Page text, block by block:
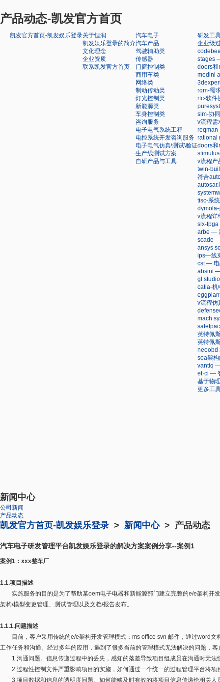
产品动态-凯发官方首页
凯发官方首页-凯发娱乐登录关于恒润
凯发娱乐登录的简介
文化理念
企业资质
联系凯发官方首页
汽车电子
汽车产品
驾驶辅助类
传感器
门窗控制类
商用车类
网络类
制动传动类
灯光控制类
新能源类
车身控制类
咨询服务
电子电气系统工程
电控系统开发咨询服务
电子电气仿真\测试\验证
生产线测试方案
自研产品与工具
研发工
企业级
stages
doors
medini
rqm-需
rtc-软件
slm-协
v流程需
reqman
rational
doors和
v流程产
twin-
符合
tisc-系
dymola-
v流程详
slx-
arbe —
scade
ansys
ips—线
cst — 电
absint —
gl
catia-机
v流程仿
mach
英特佩
英特佩
neoobd
soa架
vantiq
et·ci —
基于物
更多工
新闻中心
公司新闻
产品动态
凯发官方首页-凯发娱乐登录 > 新闻中心> 产品动态
汽车电子研发管理平台凯发娱乐登录的解决方案案例分享--案例1
案例1：xxx整车厂
1.1.项目描述
实施服务的目的是为了帮助某oem电子电器和新能源部门建立完整的e/e架构开
架构/模型变更管理、测试管理以及文档/报告发布。
1.1.1.问题描述
目前，客户采用传统的e/e架构开发管理模式：ms office svn 邮件，通过word文
工作任务和沟通。经过多年的应用，遇到了很多当前的管理模式无法解决的问题，
1.沟通问题。信息传递过程中的丢失，感知的落差导致项目组成员在沟通时无法
2.过程性控制文件严重影响项目的实施，如何通过一个统一的过程管理平台将项
3.项目数据和信息的透明度问题。如何能够及时有效的将项目信息传递给相关人